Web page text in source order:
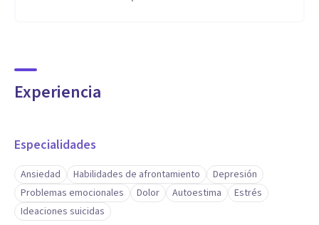
Experiencia
Especialidades
Ansiedad Habilidades de afrontamiento
Depresión
Problemas emocionales
Dolor Autoestima
Estrés
Ideaciones suicidas